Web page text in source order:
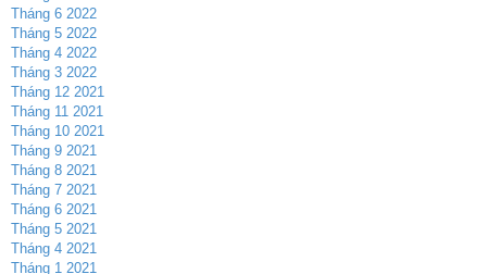
Tháng 6 2022
Tháng 5 2022
Tháng 4 2022
Tháng 3 2022
Tháng 12 2021
Tháng 11 2021
Tháng 10 2021
Tháng 9 2021
Tháng 8 2021
Tháng 7 2021
Tháng 6 2021
Tháng 5 2021
Tháng 4 2021
Tháng 1 2021